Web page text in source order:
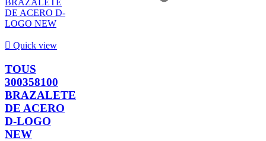
 Quick view
TOUS
300358100
BRAZALETE
DE ACERO
D-LOGO
NEW